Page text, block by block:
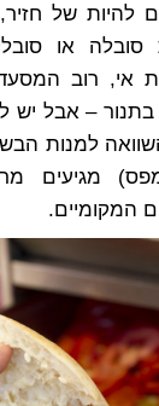
להיות של
סובלה או
אי, רוב
– אבל יש
למנות
מגיעים
המקומיים.